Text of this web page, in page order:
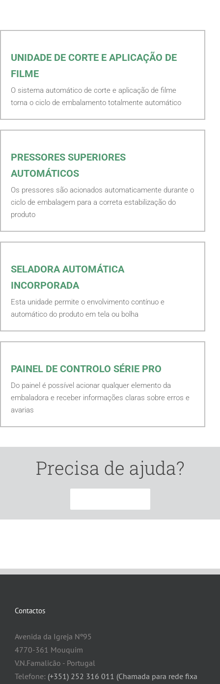
UNIDADE DE CORTE E APLICAÇÃO DE
FILME
O sistema automático de corte e aplicação de filme
torna o ciclo de embalamento totalmente automático
PRESSORES SUPERIORES
AUTOMÁTICOS
Os pressores são acionados automaticamente durante o
ciclo de embalagem para a correta estabilização do
produto
SELADORA AUTOMÁTICA
INCORPORADA
Esta unidade permite o envolvimento contínuo e
automático do produto em tela ou bolha
PAINEL DE CONTROLO SÉRIE PRO
Do painel é possível acionar qualquer elemento da
embaladora e receber informações claras sobre erros e
avarias
Precisa de ajuda?
Contactos
Avenida da Igreja Nº95
4770-361 Mouquim
V.N.Famalicão - Portugal
Telefone: (+351) 252 316 011 (Chamada para rede fixa